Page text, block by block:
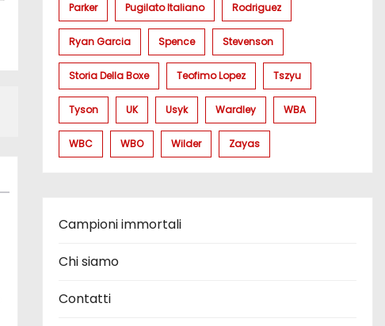
Parker Pugilato Italiano Rodriguez
Ryan Garcia Spence Stevenson
Storia Della Boxe Teofimo Lopez Tszyu
Tyson UK Usyk Wardley WBA
WBC WBO Wilder Zayas
Campioni immortali
Chi siamo
Contatti